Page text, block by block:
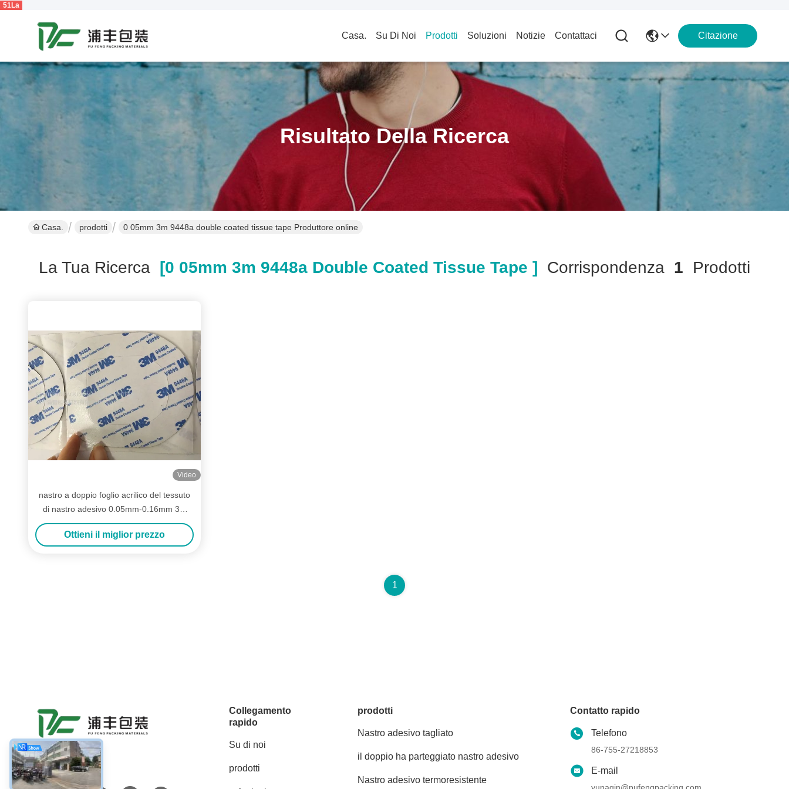
51La
Casa. Su Di Noi Prodotti Soluzioni Notizie Contattaci Citazione
Risultato Della Ricerca
Casa. prodotti 0 05mm 3m 9448a double coated tissue tape Produttore online
La Tua Ricerca [0 05mm 3m 9448a Double Coated Tissue Tape ] Corrispondenza 1 Prodotti
Video
nastro a doppio foglio acrilico del tessuto
di nastro adesivo 0.05mm-0.16mm 3M
9448A
Ottieni il miglior prezzo
1
Mezzi sociali
Collegamento
rapido
Su di noi
prodotti
prodotti
Nastro adesivo tagliato
il doppio ha parteggiato nastro adesivo
Nastro adesivo termoresistente
Contatto rapido
Telefono
86-755-27218853
E-mail